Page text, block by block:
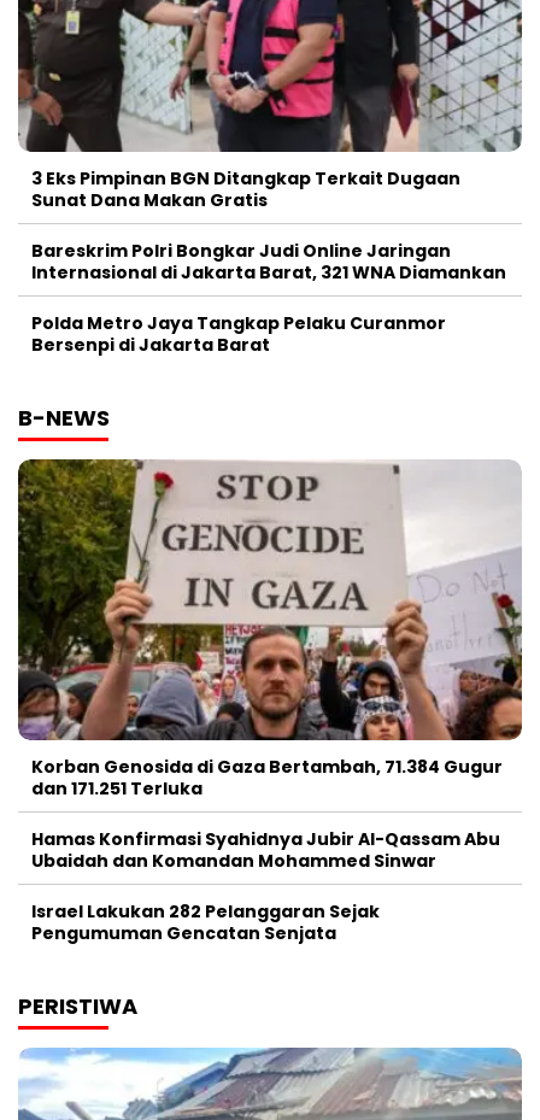
3 Eks Pimpinan BGN Ditangkap Terkait Dugaan
Sunat Dana Makan Gratis
Bareskrim Polri Bongkar Judi Online Jaringan
Internasional di Jakarta Barat, 321 WNA Diamankan
Polda Metro Jaya Tangkap Pelaku Curanmor
Bersenpi di Jakarta Barat
B-NEWS
Korban Genosida di Gaza Bertambah, 71.384 Gugur
dan 171.251 Terluka
Hamas Konfirmasi Syahidnya Jubir Al-Qassam Abu
Ubaidah dan Komandan Mohammed Sinwar
Israel Lakukan 282 Pelanggaran Sejak
Pengumuman Gencatan Senjata
PERISTIWA